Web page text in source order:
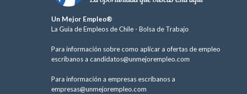
Un Mejor Empleo®
La Guía de Empleos de Chile - Bolsa de Trabajo
Para información sobre como aplicar a ofertas de empleo
escríbanos a candidatos@unmejorempleo.com
Para información a empresas escríbanos a
empresas@unmejorempleo.com